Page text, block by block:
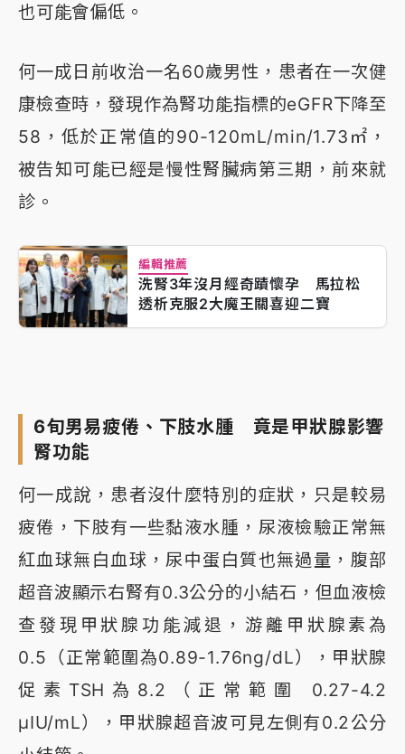
也可能會偏低。
何一成日前收治一名60歲男性，患者在一次健
康檢查時，發現作為腎功能指標的eGFR下降至
58，低於正常值的90-120mL/min/1.73㎡，
被告知可能已經是慢性腎臟病第三期，前來就
診。
編輯推薦
洗腎3年沒月經奇蹟懷孕 馬拉松
透析克服2大魔王關喜迎二寶
6旬男易疲倦、下肢水腫 竟是甲狀腺影響
腎功能
何一成說，患者沒什麼特別的症狀，只是較易
疲倦，下肢有一些黏液水腫，尿液檢驗正常無
紅血球無白血球，尿中蛋白質也無過量，腹部
超音波顯示右腎有0.3公分的小結石，但血液檢
查發現甲狀腺功能減退，游離甲狀腺素為
0.5（正常範圍為0.89-1.76ng/dL），甲狀腺
促素TSH為8.2（正常範圍 0.27-4.2
μIU/mL），甲狀腺超音波可見左側有0.2公分